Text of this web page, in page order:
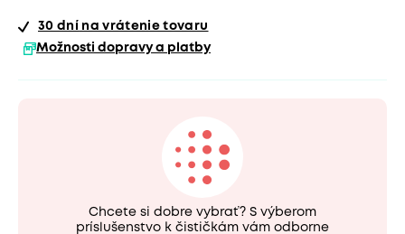
30 dní na vrátenie tovaru
Možnosti dopravy a platby
Chcete si dobre vybrať? S výberom
príslušenstvo k čističkám vám odborne